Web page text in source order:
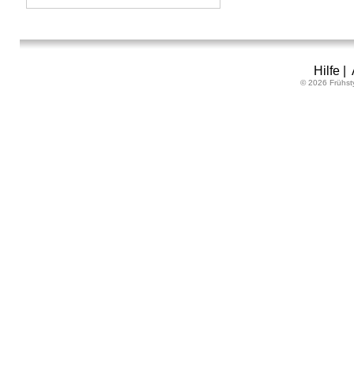
Hilfe|
© 2026